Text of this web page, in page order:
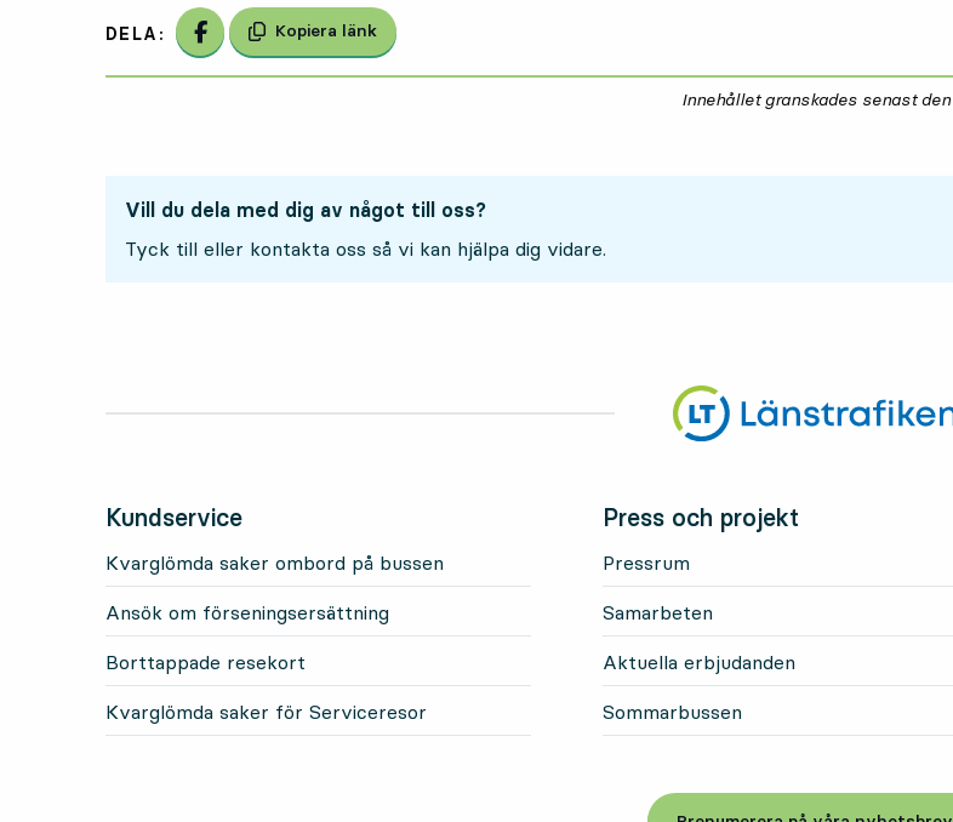
DELA: Dela på Facebook
Kopiera länk
Innehållet granskades senast den
Vill du dela med dig av något till oss?
Tyck till eller kontakta oss så vi kan hjälpa dig vidare.
Kundservice
Kvarglömda saker ombord på bussen
Ansök om förseningsersättning
Borttappade resekort
Kvarglömda saker för Serviceresor
Press och projekt
Pressrum
Samarbeten
Aktuella erbjudanden
Sommarbussen